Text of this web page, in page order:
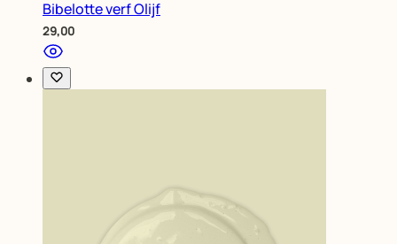
Bibelotte verf Olijf
29,00